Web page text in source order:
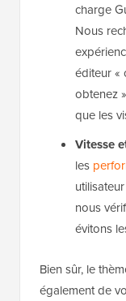
charge
Nous
éditeur «
obtenez
que les
Vitesse
les
nous
évitons
Bien sûr, le
également de